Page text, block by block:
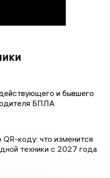
и бывшего
БПЛА
коду: что изменится
техники с 2027 года